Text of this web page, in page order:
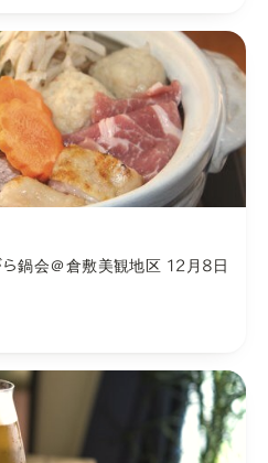
鍋会＠倉敷美観地区 12月8日